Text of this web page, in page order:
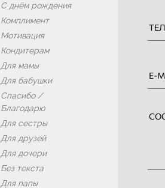
С днём рождения
Комплимент
Мотивация
Кондитерам
Для мамы
Для бабушки
Спасибо /
Благодарю
Для сестры
Для друзей
Для дочери
Без текста
Для папы